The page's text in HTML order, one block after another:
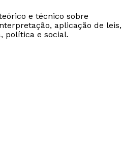
e técnico sobre
aplicação de leis,
política e social.